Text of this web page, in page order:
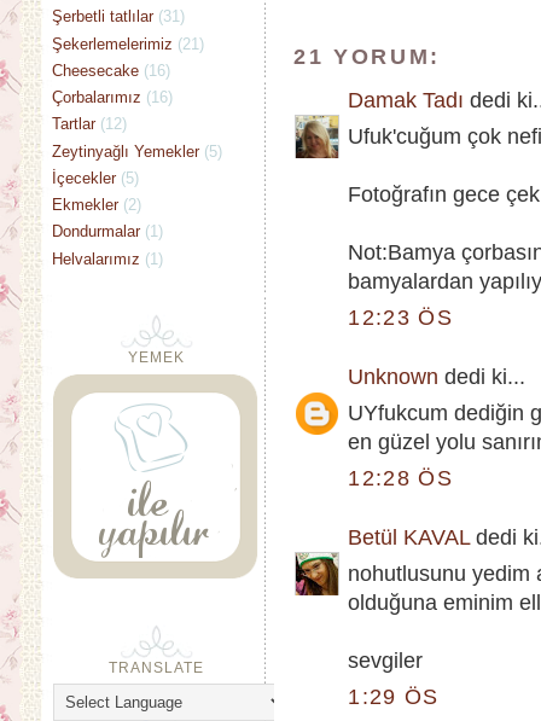
21 YORUM:
Damak Tadı dedi
Ufuk'cuğum çok
Fotoğrafın gece
Not:Bamya
bamyalardan
12:23 ÖS
Unknown dedi ki...
UYfukcum dediğin
en güzel yolu
12:28 ÖS
Betül KAVALdedi
nohutlusunu yedim
olduğuna eminim
sevgiler
1:29 ÖS
Şerbetli tatlılar (31)
Şekerlemelerimiz (21)
Cheesecake (16)
Çorbalarımız (16)
Tartlar (12)
Zeytinyağlı Yemekler (5)
İçecekler (5)
Ekmekler (2)
Dondurmalar (1)
Helvalarımız (1)
YEMEK
TRANSLATE